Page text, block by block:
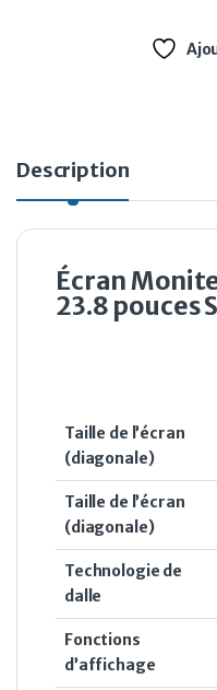
Description
Écran
23.8 pouces
Taille de l’écran
(diagonale)
Taille de l’écran
(diagonale)
Technologie de
dalle
Fonctions
d’affichage